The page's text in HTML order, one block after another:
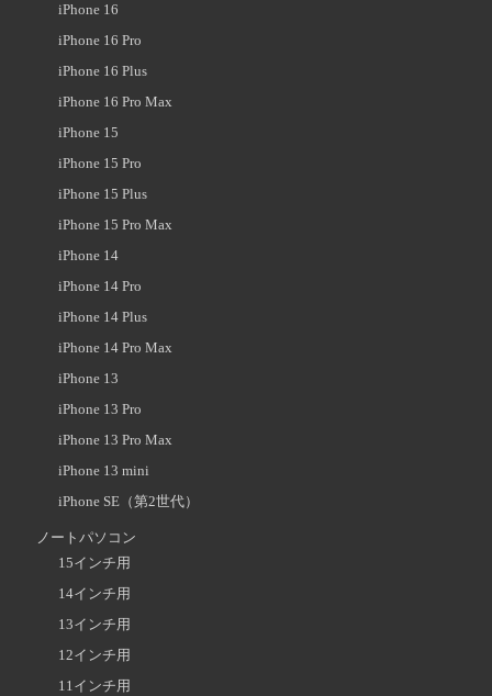
iPhone 16
iPhone 16 Pro
iPhone 16 Plus
iPhone 16 Pro Max
iPhone 15
iPhone 15 Pro
iPhone 15 Plus
iPhone 15 Pro Max
iPhone 14
iPhone 14 Pro
iPhone 14 Plus
iPhone 14 Pro Max
iPhone 13
iPhone 13 Pro
iPhone 13 Pro Max
iPhone 13 mini
iPhone SE（第2世代）
ノートパソコン
15インチ用
14インチ用
13インチ用
12インチ用
11インチ用